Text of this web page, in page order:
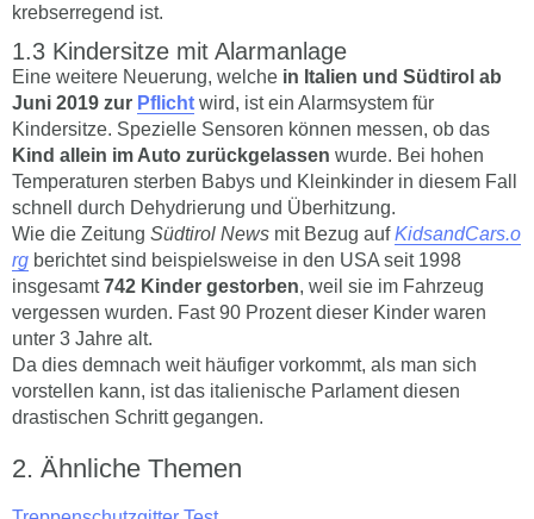
krebserregend ist.
Kindersitze mit Alarmanlage
Eine weitere Neuerung, welche in Italien und Südtirol ab
Juni 2019 zur Pflicht wird, ist ein Alarmsystem für
Kindersitze. Spezielle Sensoren können messen, ob das
Kind allein im Auto zurückgelassen wurde. Bei hohen
Temperaturen sterben Babys und Kleinkinder in diesem Fall
schnell durch Dehydrierung und Überhitzung.
Wie die Zeitung Südtirol News mit Bezug aufKidsandCars.o
rg berichtet sind beispielsweise in den USA seit 1998
insgesamt742 Kinder gestorben, weil sie im Fahrzeug
vergessen wurden. Fast 90 Prozent dieser Kinder waren
unter 3 Jahre alt.
Da dies demnach weit häufiger vorkommt, als man sich
vorstellen kann, ist das italienische Parlament diesen
drastischen Schritt gegangen.
Ähnliche Themen